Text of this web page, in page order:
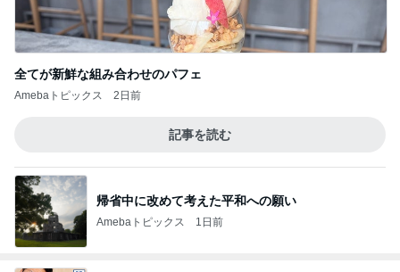
全てが新鮮な組み合わせのパフェ
Amebaトピックス 2日前
記事を読む
帰省中に改めて考えた平和への願い
Amebaトピックス 1日前